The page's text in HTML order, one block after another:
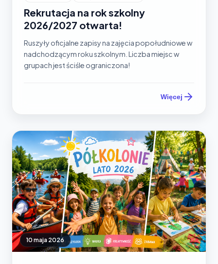
Rekrutacja na rok szkolny
2026/2027 otwarta!
Ruszyły oficjalne zapisy na zajęcia popołudniowe w
nadchodzącym roku szkolnym. Liczba miejsc w
grupach jest ściśle ograniczona!
Więcej
10 maja 2026